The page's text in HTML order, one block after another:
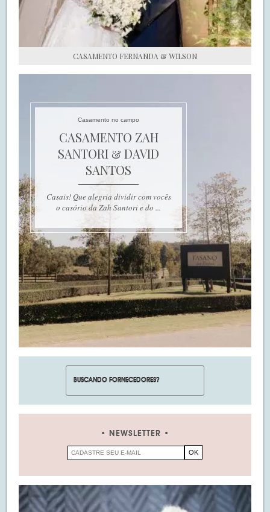
CASAMENTO FERNANDA & WILSON
Casamento no campo
CASAMENTO ZAH
SANTORI & DAVID
SANTOS
Casais! Que alegria dividir com vocês
o casório da Zah Santori e do ...
NEWSLETTER